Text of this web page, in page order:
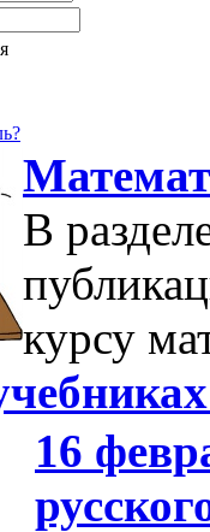
В
курсу
16